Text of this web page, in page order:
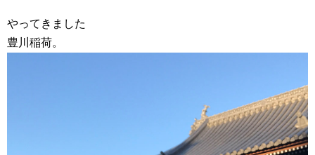
やってきました
豊川稲荷。